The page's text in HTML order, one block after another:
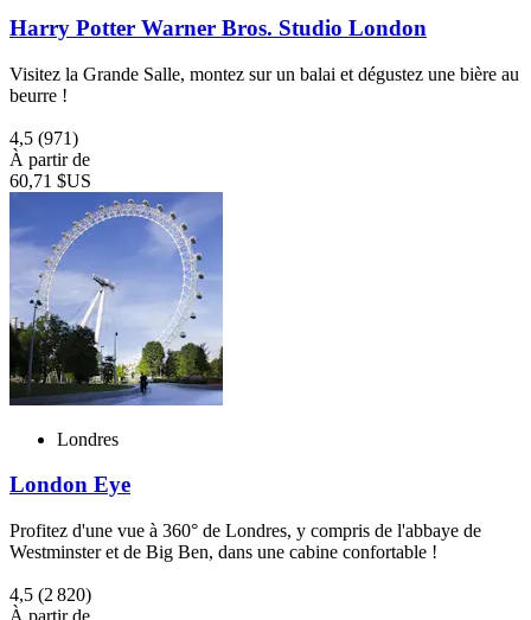
Harry Potter Warner Bros. Studio London
Visitez la Grande Salle, montez sur un balai et dégustez une bière au
beurre !
4,5 (971)
À partir de
60,71 $US
Londres
London Eye
Profitez d'une vue à 360° de Londres, y compris de l'abbaye de
Westminster et de Big Ben, dans une cabine confortable !
4,5 (2 820)
À partir de